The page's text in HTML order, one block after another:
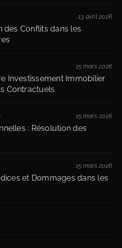
des Conflits dans les
13 avril 2026
Investissement Immobilier
Contractuels
15 mars 2026
: Résolution des
15 mars 2026
et Dommages dans les
15 mars 2026